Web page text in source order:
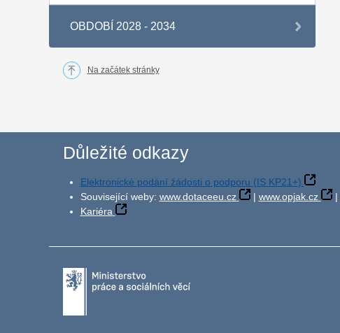
OBDOBÍ 2028 - 2034
Na začátek stránky
Důležité odkazy
Elektronické podání žádosti o podporu (IS KP21+)
Související weby: www.dotaceeu.cz | www.opjak.cz |
Kariéra